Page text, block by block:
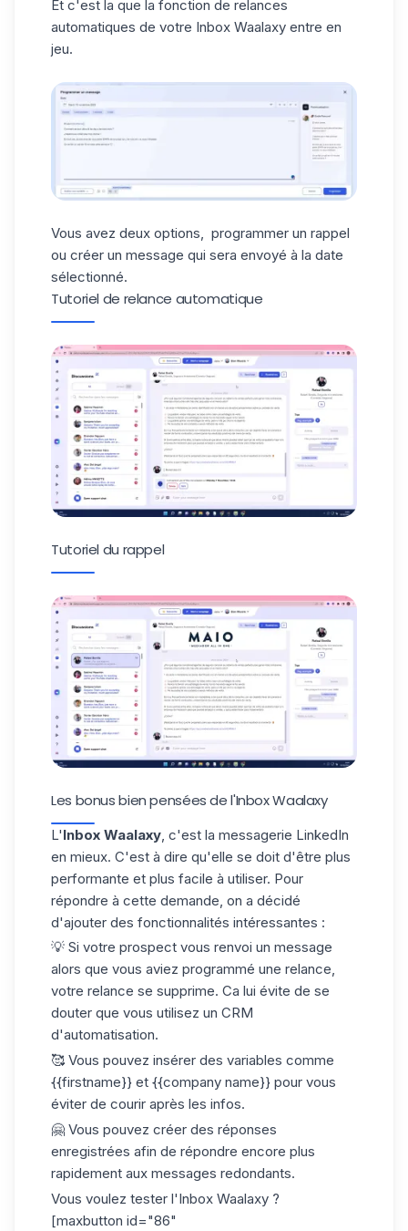
Et c'est la que la fonction de relances
automatiques de votre Inbox Waalaxy entre en
jeu.
Vous avez deux options, programmer un rappel
ou créer un message qui sera envoyé à la date
sélectionné.
Tutoriel de relance automatique
Tutoriel du rappel
Les bonus bien pensées de l'Inbox Waalaxy
L'Inbox Waalaxy , c'est la messagerie LinkedIn
en mieux. C'est à dire qu'elle se doit d'être plus
performante et plus facile à utiliser. Pour
répondre à cette demande, on a décidé
d'ajouter des fonctionnalités intéressantes :
💡 Si votre prospect vous renvoi un message
alors que vous aviez programmé une relance,
votre relance se supprime. Ca lui évite de se
douter que vous utilisez un CRM
d'automatisation.
🥰 Vous pouvez insérer des variables comme
{{firstname}} et {{company name}} pour vous
éviter de courir après les infos.
🤗 Vous pouvez créer des réponses
enregistrées afin de répondre encore plus
rapidement aux messages redondants.
Vous voulez tester l'Inbox Waalaxy ?
[maxbutton id="86"